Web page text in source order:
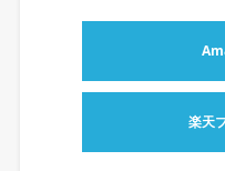
楽天